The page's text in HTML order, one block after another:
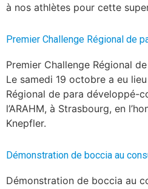
à nos athlètes pour cette
Premier Challenge Régional de
Premier Challenge Régional
Le samedi 19 octobre a eu
Régional de para développé-
l’ARAHM, à Strasbourg, en
Knepfler.
Démonstration de boccia au
Démonstration de boccia au